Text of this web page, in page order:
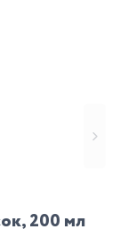
200 мл